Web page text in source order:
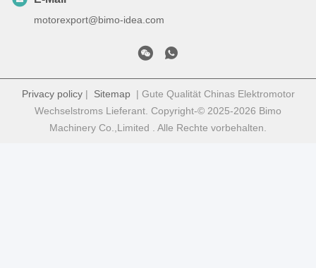
motorexport@bimo-idea.com
Privacy policy| Sitemap| Gute Qualität Chinas Elektromotor
Wechselstroms Lieferant. Copyright-© 2025-2026 Bimo
Machinery Co.,Limited . Alle Rechte vorbehalten.